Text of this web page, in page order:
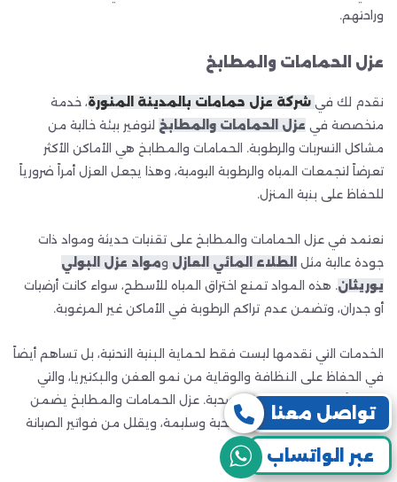
وراحتهم.
عزل الحمامات والمطابخ
نقدم لك في شركة عزل حمامات بالمدينة المنورة، خدمة
متخصصة في عزل الحمامات والمطابخ لتوفير بيئة خالية من
مشاكل التسربات والرطوبة. الحمامات والمطابخ هي الأماكن الأكثر
تعرضاً لتجمعات المياه والرطوبة اليومية، وهذا يجعل العزل أمراً ضرورياً
للحفاظ على بنية المنزل.
نعتمد في عزل الحمامات والمطابخ على تقنيات حديثة ومواد ذات
جودة عالية مثل
الطلاء المائي العازل ومواد عزل البولي
يوريثان. هذه المواد تمنع اختراق المياه للأسطح، سواء كانت أرضيات
أو جدران، وتضمن عدم تراكم الرطوبة في الأماكن غير المرغوبة.
الخدمات التي نقدمها ليست فقط لحماية البنية التحتية، بل تساهم أيضاً
في الحفاظ على النظافة والوقاية من نمو العفن والبكتيريا، والتي
يمكن أن تؤدي إلى مشاكل صحية. عزل الحمامات والمطابخ يضمن
الحفاظ على جدران وأرضيات صحية وسليمة، ويقلل من فواتير الصيانة
المستمرة.
تواصل معنا
عبر الواتساب